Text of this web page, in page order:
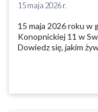
15 maja 2026 r.
15 maja 2026 roku w
Konopnickiej 11 w
Dowiedz się, jakim